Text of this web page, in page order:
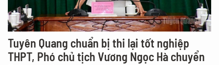
Tuyên Quang chuẩn bị thi lại tốt nghiệp
THPT, Phó chủ tịch Vương Ngọc Hà chuyển